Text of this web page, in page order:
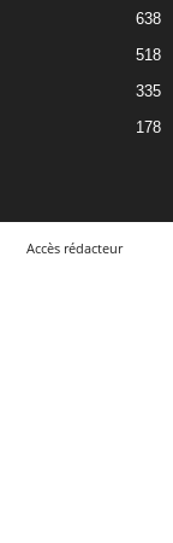
638
518
335
178
Accès rédacteur